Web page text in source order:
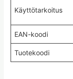
Käyttötarkoitus
EAN-koodi
Tuotekoodi